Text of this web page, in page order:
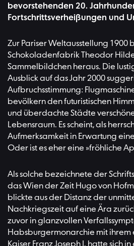
bevorstehenden 20.
Fortschrittsverheißungen und
Zur Pariser Weltausstellung 1900
Schokoladenfabrik Theodor
Sammelbildchen heraus. Die
Ausblick auf das Jahr 2000
Aufbruchsstimmung:
bevölkern den futuristischen
und überdachte Städte
Lebensraum. Es scheint, als
Aufmerksamkeit in Erwartung
Oder ist es eher eine »fröhliche
Als solche bezeichnete der
das Wien der Zeit Hugo von
blickte aus der Distanz der
Nachkriegszeit auf eine Ära
zuvor in glanzvollen
Habsburgermonarchie mit